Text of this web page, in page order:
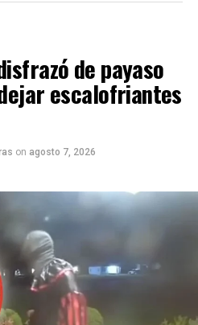
de payaso
escalofriantes
on agosto 7, 2026